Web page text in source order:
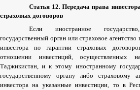
Статья 12.Передача права
страховых договоров
Если
иностранное государство
государственный орган или страховое агентство
инвестора
по гарантии страховых
отношении
инвестиций,осуществленных
Таджикистан,и к этому иностранному
государственному
органу либо страховому
инвестора на указанные инвестиции, то в